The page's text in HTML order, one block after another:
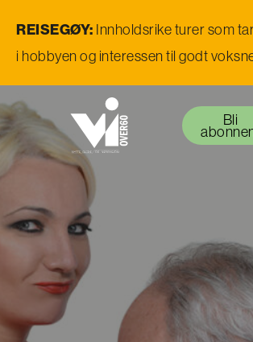
REISEGØY: Innholdsrike turer som
i hobbyen og interessen til godt
Bli